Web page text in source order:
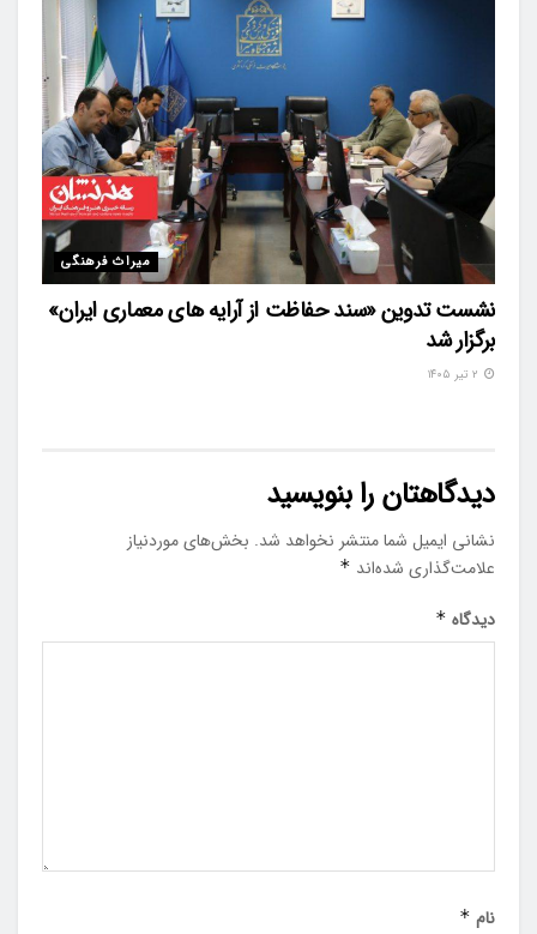
میراث فرهنگی
نشست تدوین «سند حفاظت از آرایه های معماری ایران»
برگزار شد
دیدگاهتان را بنویسید
نشانی ایمیل شما منتشر نخواهد شد. بخش‌های موردنیاز
علامت‌گذاری شده‌اند *
دیدگاه *
نام *